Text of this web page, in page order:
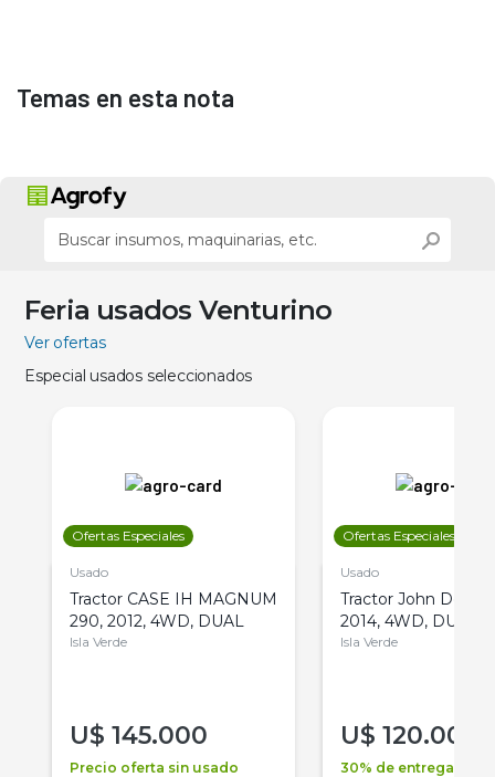
Temas en esta nota
Feria usados Venturino
Ver ofertas
Especial usados seleccionados
Ofertas Especiales
Usado
Tractor CASE IH MAGNUM
290, 2012, 4WD, DUAL
Isla Verde
U$ 145.000
Precio oferta sin usado
Ofertas Especiales
Usado
Tractor John Deere
2014, 4WD, DUAL
Isla Verde
U$ 120.000
30% de entrega +